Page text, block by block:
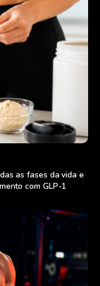
as fases da vida e
com GLP-1